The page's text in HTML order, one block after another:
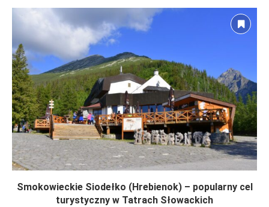
Smokowieckie Siodełko (Hrebienok) – popularny cel
turystyczny w Tatrach Słowackich